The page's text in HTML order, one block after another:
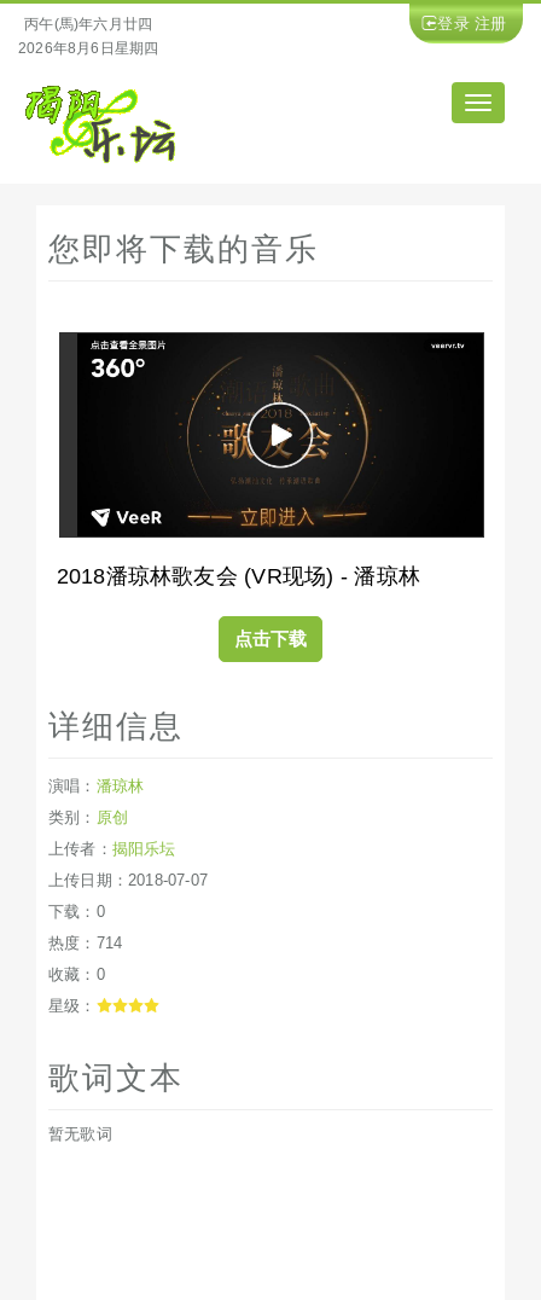
丙午(馬)年六月廿四
2026年8月6日星期四
登录 注册
导
航
您即将下载的音乐
2018潘琼林歌友会 (VR现场) - 潘琼林
点击下载
详细信息
演唱： 潘琼林
类别： 原创
上传者： 揭阳乐坛
上传日期：2018-07-07
下载：0
热度：714
收藏：0
星级：
歌词文本
暂无歌词